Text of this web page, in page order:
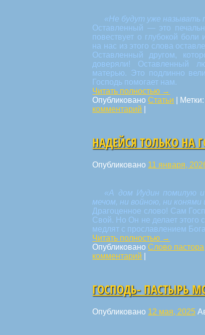
«Не будут уже называть
Оставленный — это
повествует о глубокой
на нас из этого слова
Оставленный другом,
доверяли! Оставленный
матерью. Это подлинно
Господь помогает нам.
Читать полностью →
ОпубликованоСтатьи Метки:
комментарий
НАДЕЙСЯ ТОЛЬКО НА
Опубликовано 11 января,
«А дом Иудин помилую и
мечом, ни войною, ни конями
Драгоценное слово! Сам
Свой. Но Он не делает
медлят с прославлением
Читать полностью →
ОпубликованоСлово пастора
комментарий
ГОСПОДЬ- ПАСТЫРЬ
Опубликовано 12 мая, 2025